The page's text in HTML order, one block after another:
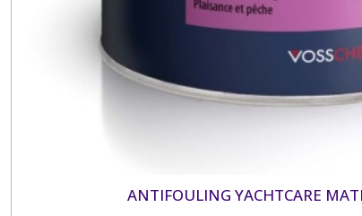
ANTIFOULING YACHTCARE